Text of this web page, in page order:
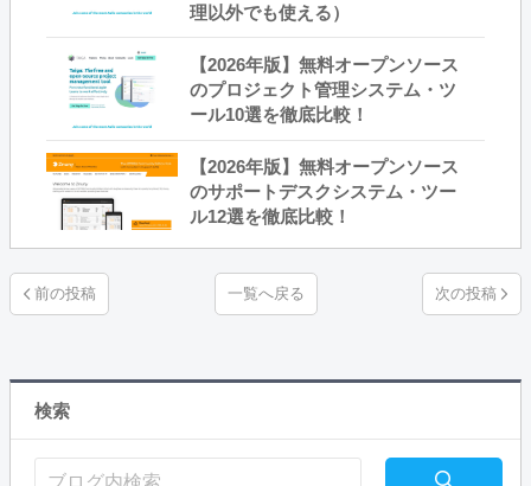
理以外でも使える）
【2026年版】無料オープンソース
のプロジェクト管理システム・ツ
ール10選を徹底比較！
【2026年版】無料オープンソース
のサポートデスクシステム・ツー
ル12選を徹底比較！
一覧へ戻る
検索